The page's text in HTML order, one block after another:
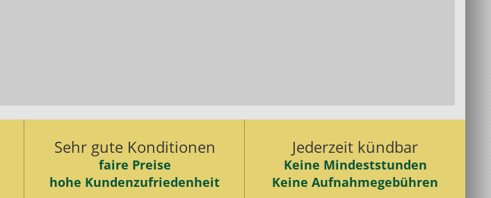
Sehr gute Konditionen
faire Preise
hohe Kundenzufriedenheit
Jederzeit kündbar
Keine Mindeststunden
Keine Aufnahmegebühren